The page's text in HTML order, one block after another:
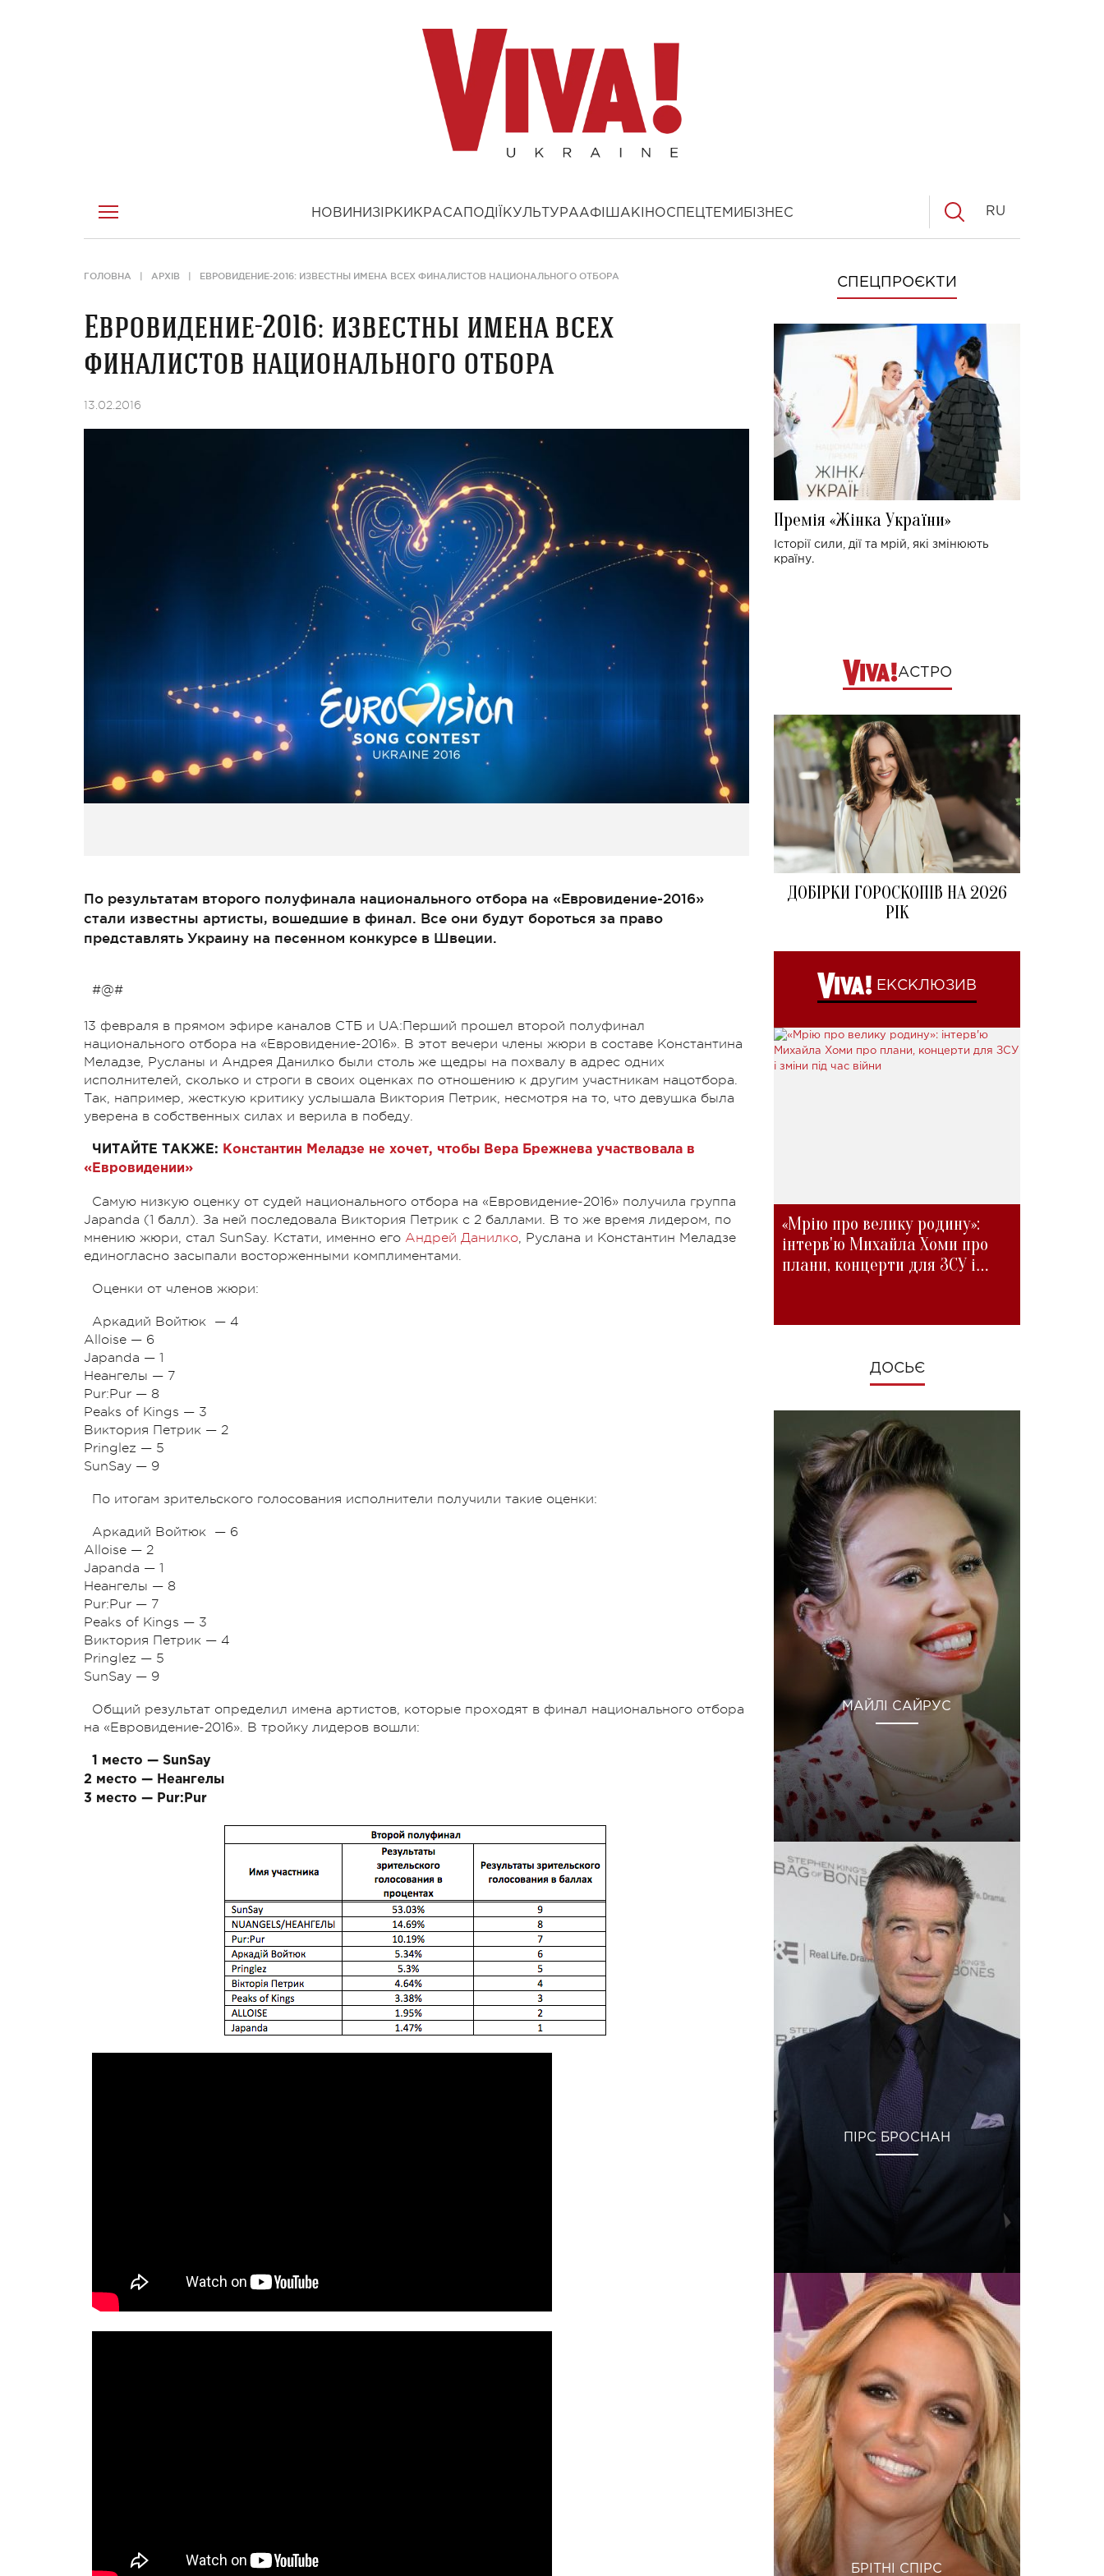
НОВИНИ ЗІРКИ КРАСА ПОДІЇ КУЛЬТУРААФІША КІНОСПЕЦТЕМИ БІЗНЕС RU
ГОЛОВНА АРХІВ ЕВРОВИДЕНИЕ-2016: ИЗВЕСТНЫ ИМЕНА ВСЕХ ФИНАЛИСТОВ НАЦИОНАЛЬНОГО ОТБОРА
Евровидение-2016: известны имена всех
финалистов национального отбора
13.02.2016
По результатам второго полуфинала национального отбора на «Евровидение-2016»
стали известны артисты, вошедшие в финал. Все они будут бороться за право
представлять Украину на песенном конкурсе в Швеции.
#@#
13 февраля в прямом эфире каналов СТБ и UA:Перший прошел второй полуфинал
национального отбора на «Евровидение-2016». В этот вечери члены жюри в составе Константина
Меладзе, Русланы и Андрея Данилко были столь же щедры на похвалу в адрес одних
исполнителей, сколько и строги в своих оценках по отношению к другим участникам нацотбора.
Так, например, жесткую критику услышала Виктория Петрик, несмотря на то, что девушка была
уверена в собственных силах и верила в победу.
ЧИТАЙТЕ ТАКЖЕ: Константин Меладзе не хочет, чтобы Вера Брежнева участвовала в
«Евровидении»
Самую низкую оценку от судей национального отбора на «Евровидение-2016» получила группа
Japanda (1 балл). За ней последовала Виктория Петрик с 2 баллами. В то же время лидером, по
мнению жюри, стал SunSay. Кстати, именно его Андрей Данилко, Руслана и Константин Меладзе
единогласно засыпали восторженными комплиментами.
Оценки от членов жюри:
Аркадий Войтюк — 4
Alloise — 6
Japanda — 1
Неангелы — 7
Pur:Pur — 8
Peaks of Kings — 3
Виктория Петрик — 2
Pringlez — 5
SunSay — 9
По итогам зрительского голосования исполнители получили такие оценки:
Аркадий Войтюк — 6
Alloise — 2
Japanda — 1
Неангелы — 8
Pur:Pur — 7
Peaks of Kings — 3
Виктория Петрик — 4
Pringlez — 5
SunSay — 9
Общий результат определил имена артистов, которые проходят в финал национального отбора
на «Евровидение-2016». В тройку лидеров вошли:
1 место — SunSay
2 место — Неангелы
3 место — Pur:Pur
СПЕЦПРОЄКТИ
Премія «Жінка України»
Історії сили, дії та мрій, які змінюють
країну.
АСТРО
ДОБІРКИ ГОРОСКОПІВ НА 2026
РІК
ЕКСКЛЮЗИВ
«Мрію про велику родину»:
інтерв'ю Михайла Хоми про
плани, концерти для ЗСУ і
ДОСЬЄ
МАЙЛІ САЙРУС
ПІРС БРОСНАН
БРІТНІ СПІРС